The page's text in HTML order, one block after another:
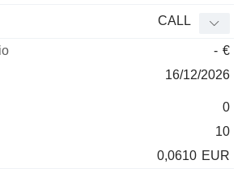
CALL
- €
16/12/2026
0
10
0,0610 EUR